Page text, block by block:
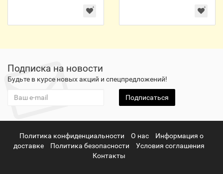
Подписка на новости
Будьте в курсе новых акций и спецпредложений!
Подписаться
Политика конфиденциальности О нас
Информация о
доставке
Политика безопасности
Условия соглашения
Контакты